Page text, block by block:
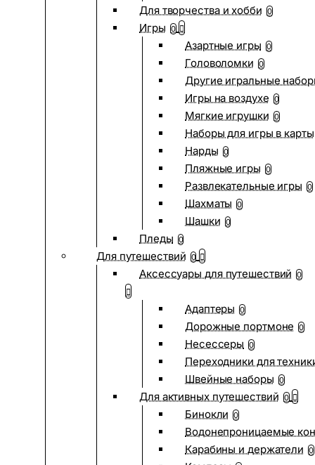
Для творчества и хобби 0
Игры 0
Азартные игры 0
Головоломки 0
Другие игральные
Игры на воздухе 0
Мягкие игрушки 0
Наборы для игры в карты
Нарды 0
Пляжные игры 0
Развлекательные игры 0
Шахматы 0
Шашки 0
Пледы 0
Для путешествий 0
Аксессуары для путешествий 0
Адаптеры 0
Дорожные портмоне 0
Несессеры 0
Переходники для
Швейные наборы 0
Для активных путешествий 0
Бинокли 0
Водонепроницаемые
Карабины и держатели 0